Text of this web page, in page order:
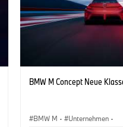
BMW M Concept Neue
BMW M · Unternehmen ·